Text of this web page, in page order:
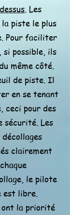
. Les
piste le plus
Pour faciliter
si possible, ils
même côté.
de piste. Il
en se tenant
ceci pour des
sécurité. Les
clairement
le pilote
est libre.
ont la priorité